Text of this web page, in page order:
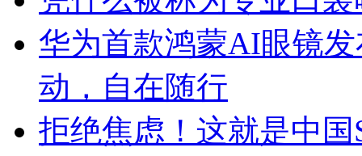
华为首款鸿蒙AI眼镜
动，自在随行
拒绝焦虑！这就是中